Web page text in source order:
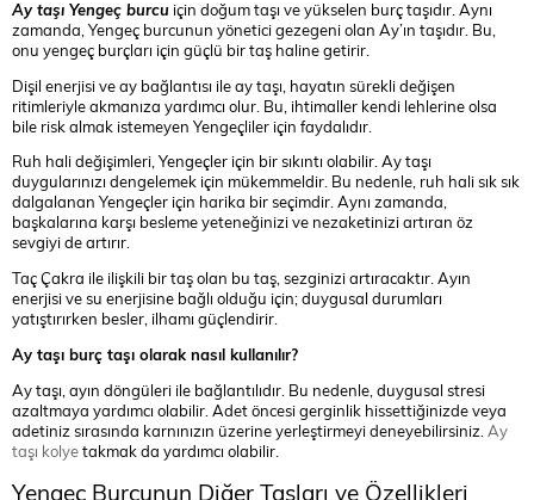
Ay taşı Yengeç burcu için doğum taşı ve yükselen burç taşıdır. Aynı
zamanda, Yengeç burcunun yönetici gezegeni olan Ay’ın taşıdır. Bu,
onu yengeç burçları için güçlü bir taş haline getirir.
Dişil enerjisi ve ay bağlantısı ile ay taşı, hayatın sürekli değişen
ritimleriyle akmanıza yardımcı olur. Bu, ihtimaller kendi lehlerine olsa
bile risk almak istemeyen Yengeçliler için faydalıdır.
Ruh hali değişimleri, Yengeçler için bir sıkıntı olabilir. Ay taşı
duygularınızı dengelemek için mükemmeldir. Bu nedenle, ruh hali sık sık
dalgalanan Yengeçler için harika bir seçimdir. Aynı zamanda,
başkalarına karşı besleme yeteneğinizi ve nezaketinizi artıran öz
sevgiyi de artırır.
Taç Çakra ile ilişkili bir taş olan bu taş, sezginizi artıracaktır. Ayın
enerjisi ve su enerjisine bağlı olduğu için; duygusal durumları
yatıştırırken besler, ilhamı güçlendirir.
Ay taşı burç taşı olarak nasıl kullanılır?
Ay taşı, ayın döngüleri ile bağlantılıdır. Bu nedenle, duygusal stresi
azaltmaya yardımcı olabilir. Adet öncesi gerginlik hissettiğinizde veya
adetiniz sırasında karnınızın üzerine yerleştirmeyi deneyebilirsiniz. Ay
taşı kolyetakmak da yardımcı olabilir.
Yengeç Burcunun Diğer Taşları ve Özellikleri